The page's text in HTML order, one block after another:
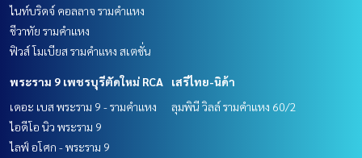
ไนท์บริดจ์ คอลลาจ รามคำแหง
ชีวาทัย รามคำแหง
ฟิวส์ โมเบียส รามคำแหง สเตชั่น
พระราม 9 เพชรบุรีตัดใหม่ RCA
เดอะ เบส พระราม 9 - รามคำแหง
ไอดีโอ นิว พระราม 9
ไลฟ์ อโศก - พระราม 9
เสรีไทย-นิด้า
ลุมพินี วิลล์ รามคำแหง 60/2